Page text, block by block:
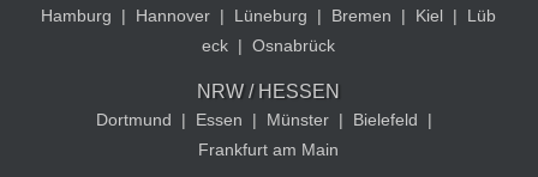
Hamburg | Hannover | Lüneburg | Bremen | Kiel |
Lüb
eck | Osnabrück
NRW / HESSEN
Dortmund | Essen | Münster | Bielefeld
|
Frankfurt am Main